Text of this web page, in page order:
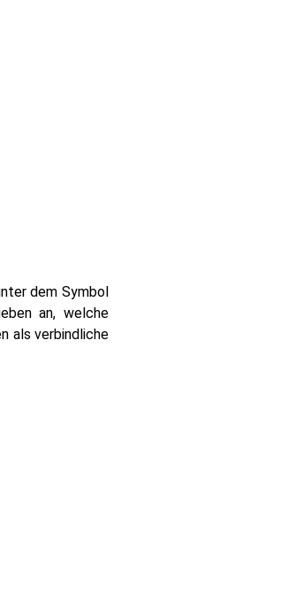
dem Symbol
an, welche
als verbindliche